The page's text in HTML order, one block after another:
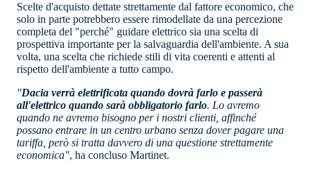
Scelte d'acquisto dettate strettamente dal fattore economico, che
solo in parte potrebbero essere rimodellate da una percezione
completa del "perché" guidare elettrico sia una scelta di
prospettiva importante per la salvaguardia dell'ambiente. A sua
volta, una scelta che richiede stili di vita coerenti e attenti al
rispetto dell'ambiente a tutto campo.
"Dacia verrà elettrificata quando dovrà farlo e passerà
all'elettrico quando sarà obbligatorio farlo. Lo avremo
quando ne avremo bisogno per i nostri clienti, affinché
possano entrare in un centro urbano senza dover pagare una
tariffa, però si tratta davvero di una questione strettamente
economica", ha concluso Martinet.